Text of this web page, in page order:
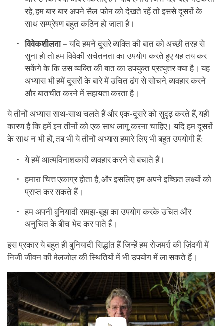
रहे, हम बार-बार अपने सैल-फोन को देखते रहें तो इससे दूसरों के
साथ सम्प्रेषण बहुत कठिन हो जाता है।
विवेकशीलता– यदि हमने दूसरे व्यक्ति की बात को अच्छी तरह से
सुना हो तो हम विवेकी सचेतनता का उपयोग करते हुए यह तय कर
सकेंगे के कि उस व्यक्ति की बात का उपयुक्त प्रत्युत्तर क्या है। यह
अभ्यास भी हमें दूसरों के बारे में उचित ढंग से सोचने, व्यवहार करने
और बातचीत करने में सहायता करता है।
ये तीनों अभ्यास साथ-साथ चलते हैं और एक-दूसरे को सुदृढ़ करते हैं, यही
कारण है कि हमें इन तीनों को एक साथ लागू करना चाहिए। यदि हम दूसरों
के साथ न भी हों, तब भी ये तीनों अभ्यास हमारे लिए भी बहुत उपयोगी हैं:
ये हमें आत्मविनाशकारी व्यवहार करने से बचाते हैं।
हमारा चित्त एकाग्र होता है, और इसलिए हम अपने इच्छित लक्ष्यों को
प्राप्त कर सकते हैं।
हम अपनी बुनियादी समझ-बूझ का उपयोग करके उचित और
अनुचित के बीच भेद कर पाते हैं।
इस प्रकार ये बहुत ही बुनियादी सिद्धांत हैं जिन्हें हम रोजमर्रा की ज़िंदगी में
निजी जीवन की मेलजोल की स्थितियों में भी उपयोग में ला सकते हैं।